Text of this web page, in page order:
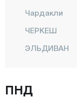
Чардакли
ЧЕРКЕШ
ЭЛЬДИВАН
ПНД